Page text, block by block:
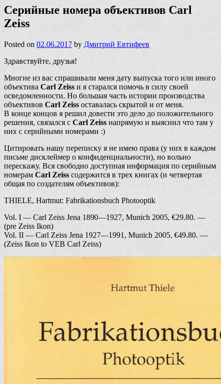
Серийные номера объективов Carl
Zeiss
Posted on 02.06.2017 by Дмитрий Евтифеев
Здравствуйте, друзья!
Многие из вас спрашивали меня дату выпуска того или иного
объектива Carl Zeiss и я старался помочь в силу своей
осведомленности. Но большая часть истории производства
объективов Carl Zeiss оставалась скрытой и от меня.
В конце концов я решил довести это дело до положительного
решения, связался с Carl Zeiss напрямую и выяснил что там у
них с серийными номерами :)
Цитировать нашу переписку я не имею права (у них в каждом
письме дисклеймер о конфиденциальности), но вольно
перескажу. Вся свободно доступная информация по серийным
номерам Carl Zeiss содержится в трех книгах (и четвертая
общая по создателям объективов):
THIELE, Hartmut: Fabrikationsbuch Photooptik
Vol. I — Carl Zeiss Jena 1890—1927, Munich 2005, €29.80. —
(pre Zeiss Ikon)
Vol. II — Carl Zeiss Jena 1927—1991, Munich 2005, €49.80. —
(Zeiss Ikon to VEB Carl Zeiss)